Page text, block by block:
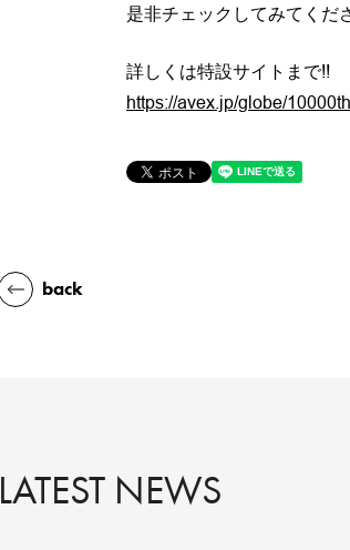
是非チェックしてみてくだ
詳しくは特設サイトまで!!
https://avex.jp/globe/
back
LATEST NEWS